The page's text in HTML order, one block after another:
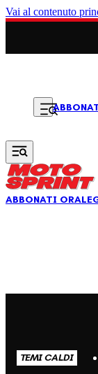
Vai al contenuto
ABBONATI ORA
TEMI CALDI